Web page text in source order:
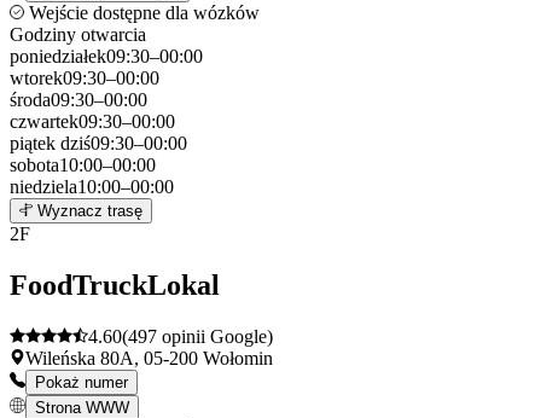
Wejście dostępne dla wózków
Godziny otwarcia
poniedziałek09:30–00:00
wtorek09:30–00:00
środa09:30–00:00
czwartek09:30–00:00
piątek dziś09:30–00:00
sobota10:00–00:00
niedziela10:00–00:00
+
Wyznacz trasę
2F
FoodTruckLokal
4.60(497 opinii Google)
Wileńska 80A, 05-200 Wołomin
Pokaż numer
Strona WWW